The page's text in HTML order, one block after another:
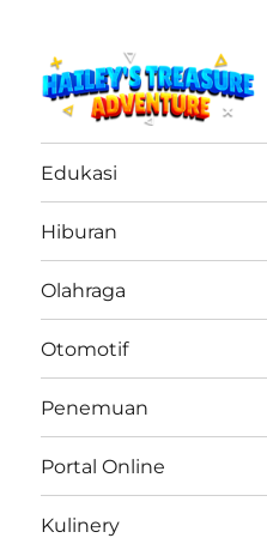
Edukasi
Hiburan
Olahraga
Otomotif
Penemuan
Portal Online
Kulinery